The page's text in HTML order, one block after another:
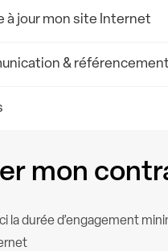
à jour mon site Internet
& référencement
mon
la durée d’engagement